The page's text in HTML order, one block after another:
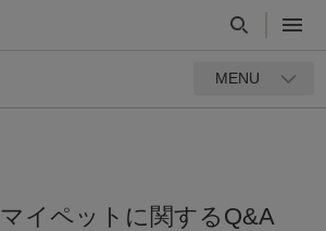
MENU
マイペットに関するQ&A